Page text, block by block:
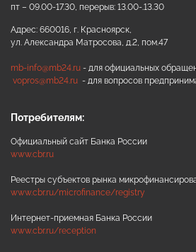
пт – 09.00-17.30, перерыв: 13.00-.13.30
Адрес: 660016, г. Красноярск,
ул. Александра Матросова, д.2, пом.47
mb-info@mb24.ru - для официальных
vopros@mb24.ru - для вопросов
Потребителям:
Официальный сайт Банка России
www.cbr.ru
Реестры субъектов рынка
www.cbr.ru/microfinance/registry
Интернет-приемная Банка России
www.cbr.ru/reception